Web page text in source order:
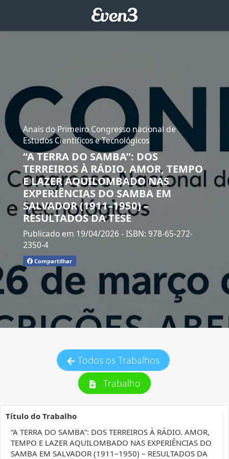
Anais do Primeiro Congresso nacional de
Estudos Científicos e Tecnológicos
“A TERRA DO SAMBA”: DOS
TERREIROS À RÁDIO. AMOR, TEMPO
E LAZER AQUILOMBADO NAS
EXPERIÊNCIAS DO SAMBA EM
SALVADOR (1911–1950) –
RESULTADOS DA TESE
Publicado em 19/04/2026 - ISBN: 978-65-272-
2350-4
Compartilhar
Todos os Trabalhos
Trabalho
Título do Trabalho
“A TERRA DO SAMBA”: DOS TERREIROS À RÁDIO. AMOR,
TEMPO E LAZER AQUILOMBADO NAS EXPERIÊNCIAS DO
SAMBA EM SALVADOR (1911–1950) – RESULTADOS DA